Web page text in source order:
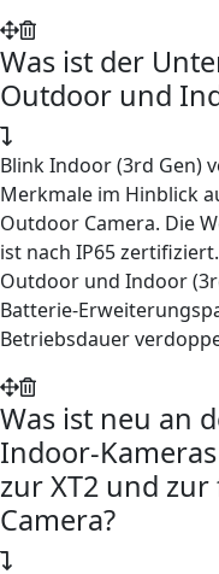
Was ist der
Outdoor und
Blink Indoor (3rd Gen)
Merkmale im Hinblick
Outdoor Camera. Die
ist nach IP65
Outdoor und Indoor
Batterie-
Betriebsdauer
Was ist neu an
Indoor-
zur XT2 und
Camera?